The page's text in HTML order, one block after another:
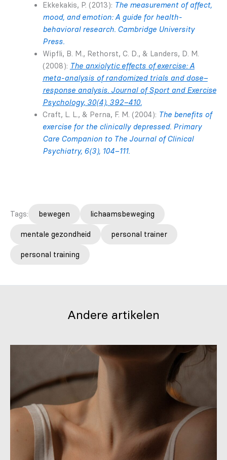
Ekkekakis, P. (2013): The measurement of affect,
mood, and emotion: A guide for health-
behavioral research. Cambridge University
Press.
Wipfli, B. M., Rethorst, C. D., & Landers, D. M.
(2008): The anxiolytic effects of exercise: A
meta-analysis of randomized trials and dose–
response analysis. Journal of Sport and Exercise
Psychology, 30(4), 392–410.
Craft, L. L., & Perna, F. M. (2004): The benefits of
exercise for the clinically depressed. Primary
Care Companion to The Journal of Clinical
Psychiatry, 6(3), 104–111.
Tags: bewegen lichaamsbeweging
mentale gezondheid personal trainer
personal training
Andere artikelen